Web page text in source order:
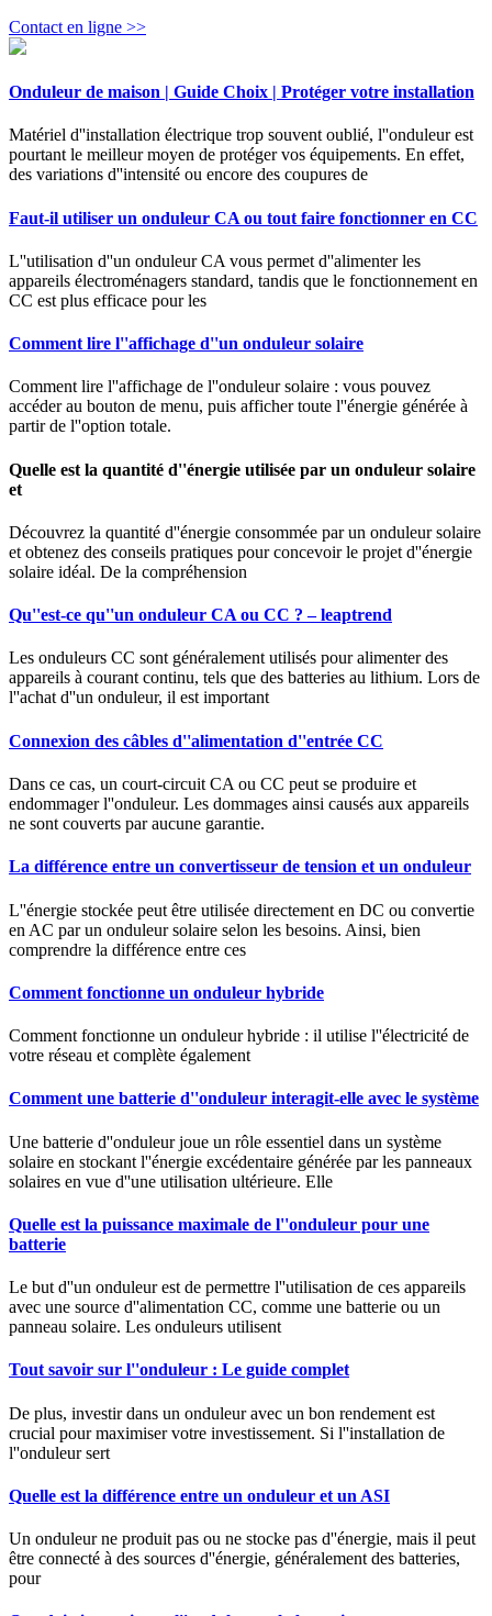
Contact en ligne >>
Onduleur de maison | Guide Choix | Protéger votre installation
Matériel d''installation électrique trop souvent oublié, l''onduleur est
pourtant le meilleur moyen de protéger vos équipements. En effet,
des variations d''intensité ou encore des coupures de
Faut-il utiliser un onduleur CA ou tout faire fonctionner en CC
L''utilisation d''un onduleur CA vous permet d''alimenter les
appareils électroménagers standard, tandis que le fonctionnement en
CC est plus efficace pour les
Comment lire l''affichage d''un onduleur solaire
Comment lire l''affichage de l''onduleur solaire : vous pouvez
accéder au bouton de menu, puis afficher toute l''énergie générée à
partir de l''option totale.
Quelle est la quantité d''énergie utilisée par un onduleur solaire
et
Découvrez la quantité d''énergie consommée par un onduleur solaire
et obtenez des conseils pratiques pour concevoir le projet d''énergie
solaire idéal. De la compréhension
Qu''est-ce qu''un onduleur CA ou CC ? – leaptrend
Les onduleurs CC sont généralement utilisés pour alimenter des
appareils à courant continu, tels que des batteries au lithium. Lors de
l''achat d''un onduleur, il est important
Connexion des câbles d''alimentation d''entrée CC
Dans ce cas, un court-circuit CA ou CC peut se produire et
endommager l''onduleur. Les dommages ainsi causés aux appareils
ne sont couverts par aucune garantie.
La différence entre un convertisseur de tension et un onduleur
L''énergie stockée peut être utilisée directement en DC ou convertie
en AC par un onduleur solaire selon les besoins. Ainsi, bien
comprendre la différence entre ces
Comment fonctionne un onduleur hybride
Comment fonctionne un onduleur hybride : il utilise l''électricité de
votre réseau et complète également
Comment une batterie d''onduleur interagit-elle avec le système
Une batterie d''onduleur joue un rôle essentiel dans un système
solaire en stockant l''énergie excédentaire générée par les panneaux
solaires en vue d''une utilisation ultérieure. Elle
Quelle est la puissance maximale de l''onduleur pour une
batterie
Le but d''un onduleur est de permettre l''utilisation de ces appareils
avec une source d''alimentation CC, comme une batterie ou un
panneau solaire. Les onduleurs utilisent
Tout savoir sur l''onduleur : Le guide complet
De plus, investir dans un onduleur avec un bon rendement est
crucial pour maximiser votre investissement. Si l''installation de
l''onduleur sert
Quelle est la différence entre un onduleur et un ASI
Un onduleur ne produit pas ou ne stocke pas d''énergie, mais il peut
être connecté à des sources d''énergie, généralement des batteries,
pour